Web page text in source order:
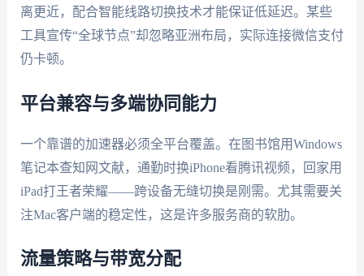
离更近，配合智能线路切换技术才能保证低延迟。某些
工具宣传“全球节点”却忽略亚洲布局，实际连接微信支付
仍卡顿。
平台兼容与多端协同能力
一个靠谱的加速器必须全平台覆盖。在图书馆用Windows
笔记本查知网文献，通勤时换iPhone看腾讯视频，回家用
iPad打王者荣耀——跨设备无缝切换是刚需。尤其需要关
注Mac客户端的稳定性，这是许多服务商的软肋。
流量策略与带宽分配